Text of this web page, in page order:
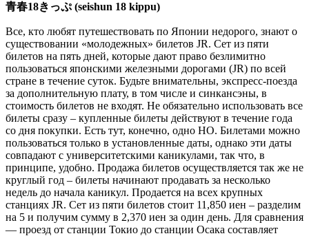
青春18きっぷ (seishun 18 kippu)
Все, кто любят путешествовать по Японии недорого, знают о
существовании «молодежных» билетов JR. Сет из пяти
билетов на пять дней, которые дают право безлимитно
пользоваться японскими железными дорогами (JR) по всей
стране в течение суток. Будьте внимательны, экспресс-поезда
за дополнительную плату, в том числе и синкансэны, в
стоимость билетов не входят. Не обязательно использовать все
билеты сразу – купленные билеты действуют в течение года
со дня покупки. Есть тут, конечно, одно НО. Билетами можно
пользоваться только в установленные даты, однако эти даты
совпадают с университетскими каникулами, так что, в
принципе, удобно. Продажа билетов осуществляется так же не
круглый год – билеты начинают продавать за несколько
недель до начала каникул. Продается на всех крупных
станциях JR. Сет из пяти билетов стоит 11,850 иен – разделим
на 5 и получим сумму в 2,370 иен за один день. Для сравнения
— проезд от станции Токио до станции Осака составляет